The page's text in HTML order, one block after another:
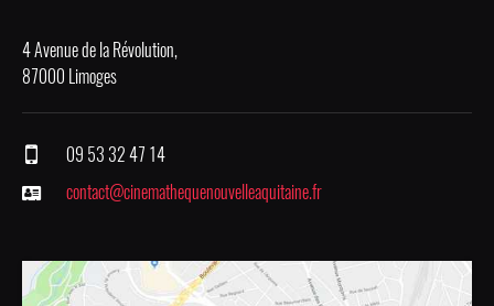
4 Avenue de la Révolution,
87000 Limoges
09 53 32 47 14
contact@cinemathequenouvelleaquitaine.fr